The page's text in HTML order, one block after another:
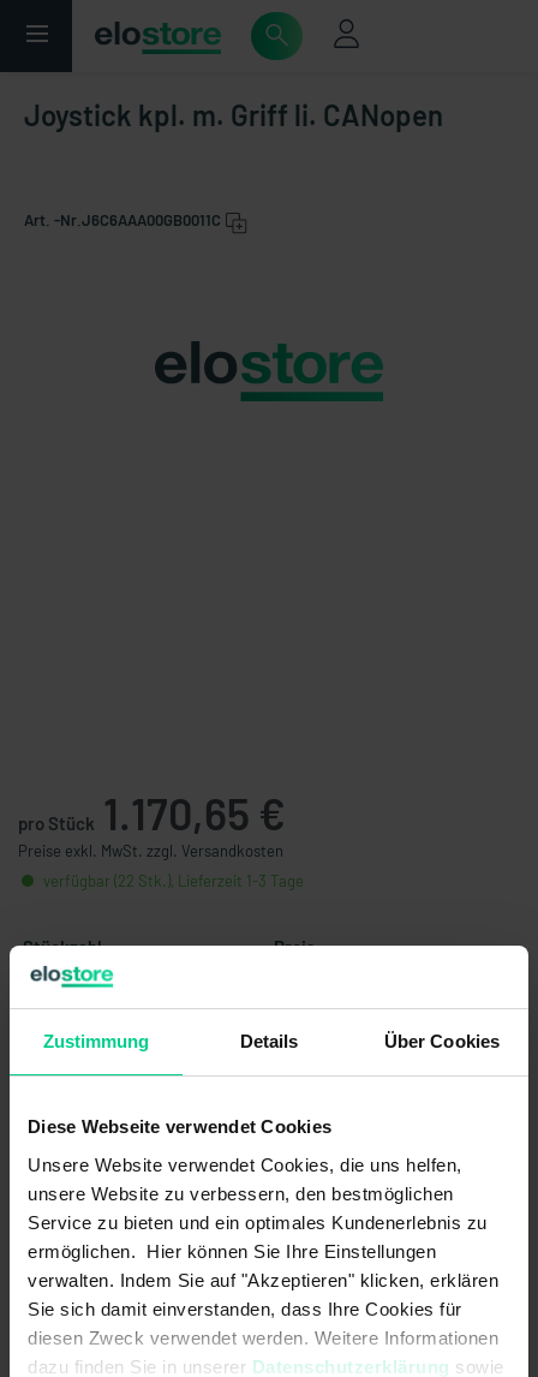
Zustimmung Details Über Cookies
Diese Webseite verwendet Cookies
Unsere Website verwendet Cookies, die uns helfen,
unsere Website zu verbessern, den bestmöglichen
Service zu bieten und ein optimales Kundenerlebnis zu
ermöglichen. Hier können Sie Ihre Einstellungen
verwalten. Indem Sie auf "Akzeptieren" klicken, erklären
Sie sich damit einverstanden, dass Ihre Cookies für
diesen Zweck verwendet werden. Weitere Informationen
dazu finden Sie in unserer Datenschutzerklärung sowie
Joystick kpl. m. Griff li. CANopen
Art. -Nr. J6C6AAA00GB0011C
pro Stück 1.170,65 €
Preise exkl. MwSt. zzgl. Versandkosten
verfügbar (22 Stk.), Lieferzeit 1-3 Tage
Stückzahl Preis
ab 6 Stk.
ab 24 Stk.
925,84 €
- 21 %
ab 48 Stk.
833,25 €
- 29 %
In den Warenkorb
Angebot erstellen
Ursprungsland Deutschland